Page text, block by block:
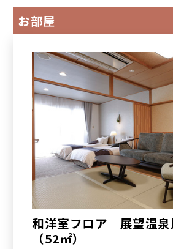
お部屋
和洋室フロア 展望温泉
（52㎡）